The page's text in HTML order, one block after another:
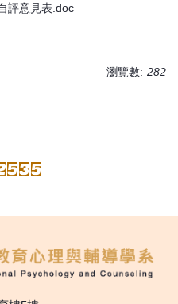
評意見表.doc
瀏覽數: 282